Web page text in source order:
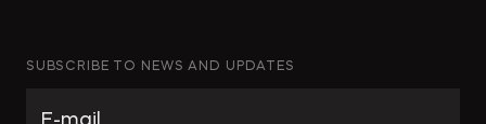
SUBSCRIBE TO NEWS AND UPDATES